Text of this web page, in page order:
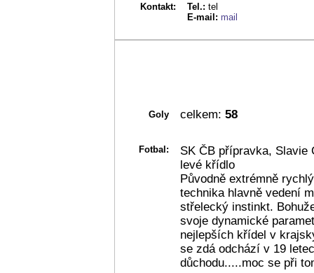
Kontakt: Tel.: tel
E-mail: mail
Goly celkem: 58
Fotbal:
SK ČB přípravka, Slavie
levé křídlo
Původně extrémně
technika hlavně vedení
střelecký instinkt.
svoje dynamické
nejlepších křídel v
se zdá odchází v 19
důchodu.....moc se při